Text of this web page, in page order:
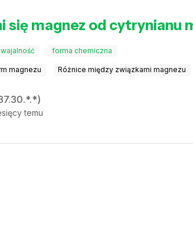
się magnez od cytrynianu
forma chemiczna
magnezu Różnice między związkami magnezu
temu